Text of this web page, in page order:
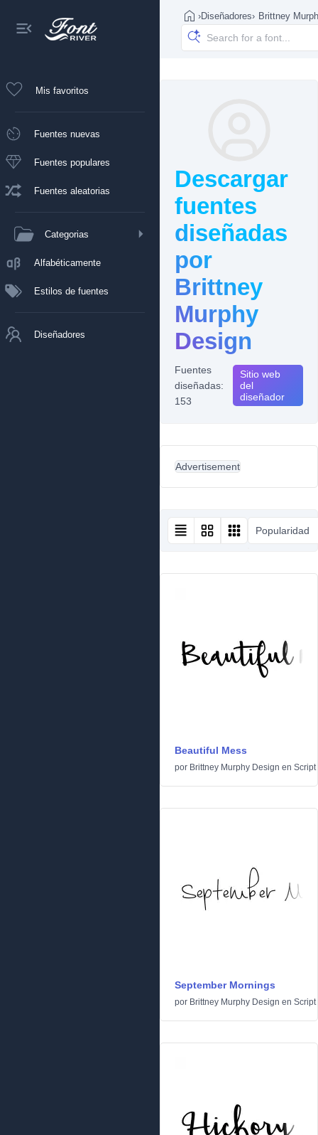
Mis favoritos
Fuentes nuevas
Fuentes populares
Fuentes aleatorias
Categorias
Alfabéticamente
Estilos de fuentes
Diseñadores
›Diseñadores› Brittney
Descargar
fuentes
diseñadas
por
Brittney
Murphy
Design
Fuentes
diseñadas:
153
Sitio web
del
diseñador
Advertisement
Popularidad
Beautiful Mess
por Brittney Murphy Design en Script
September Mornings
por Brittney Murphy Design en Script